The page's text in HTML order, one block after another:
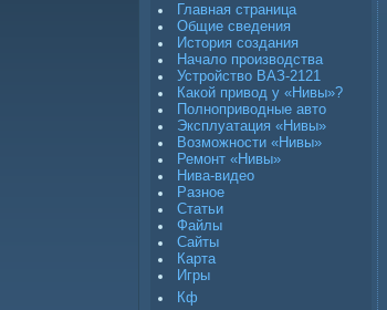
Главная страница
Общие сведения
История создания
Начало производства
Устройство ВАЗ-2121
Какой привод у «Нивы»?
Полноприводные авто
Эксплуатация «Нивы»
Возможности «Нивы»
Ремонт «Нивы»
Нива-видео
Разное
Статьи
Файлы
Сайты
Карта
Игры
Кф